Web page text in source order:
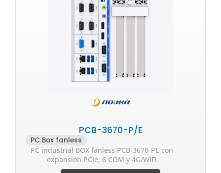
PCB-3670-P/E
PC Box fanless
PC industrial BOX fanless PCB-3670-PE con
expansión PCIe, 6 COM y 4G/WiFi